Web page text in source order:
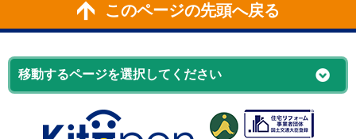
このページの先頭へ戻る